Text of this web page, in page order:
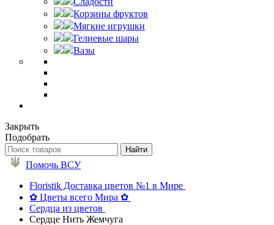
Корзины фруктов
Мягкие игрушки
Гелиевые шары
Вазы
Закрыть
Подобрать
Помочь ВСУ
Floristik Доставка цветов №1 в Мире
✿ Цветы всего Мира ✿
Сердца из цветов
Сердце Нить Жемчуга